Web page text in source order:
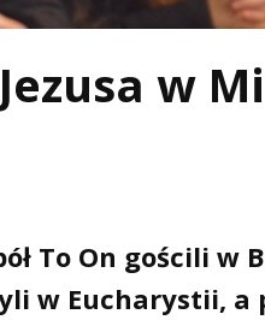
w
To On gościli w
w Eucharystii, a